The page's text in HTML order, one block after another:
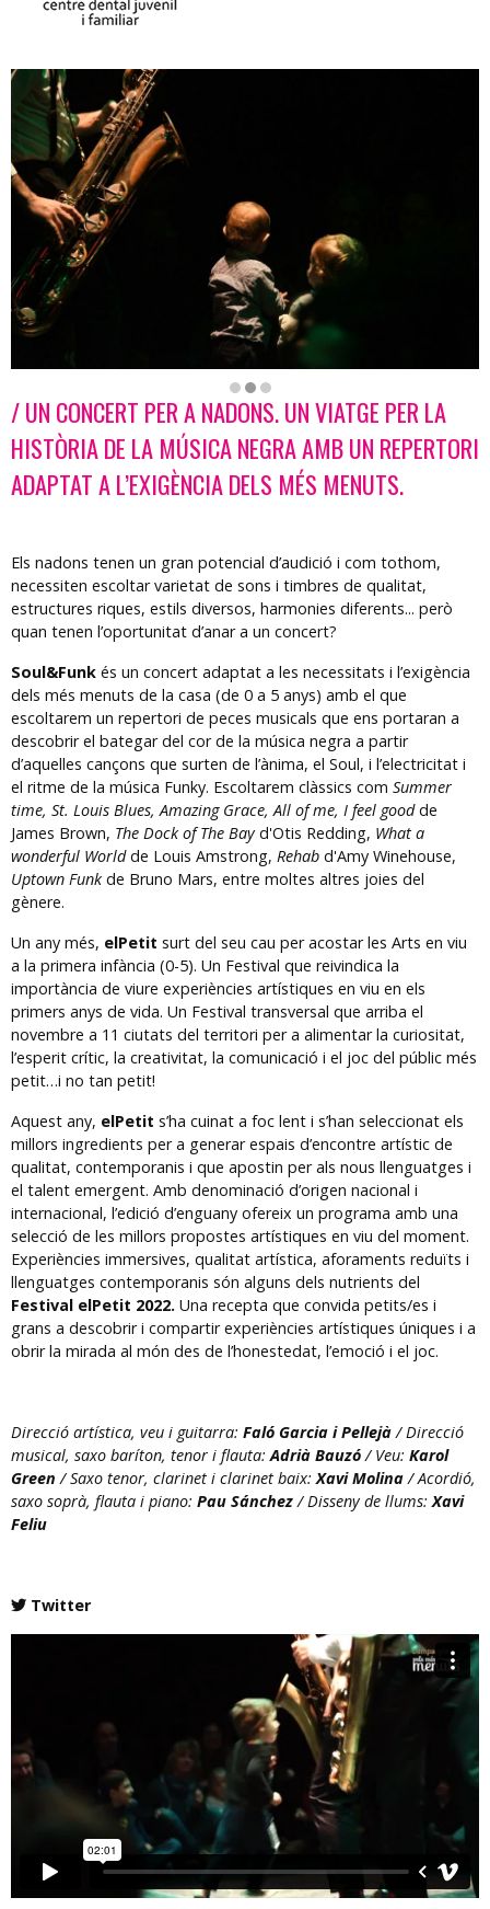
Diapositiva 2 de 3: Soul&Funk | © Faló Garcia
/ UN CONCERT PER A NADONS. UN VIATGE PER LA
HISTÒRIA DE LA MÚSICA NEGRA AMB UN REPERTORI
ADAPTAT A L’EXIGÈNCIA DELS MÉS MENUTS.
Els nadons tenen un gran potencial d’audició i com tothom,
necessiten escoltar varietat de sons i timbres de qualitat,
estructures riques, estils diversos, harmonies diferents... però
quan tenen l’oportunitat d’anar a un concert?
Soul&Funk és un concert adaptat a les necessitats i l’exigència
dels més menuts de la casa (de 0 a 5 anys) amb el que
escoltarem un repertori de peces musicals que ens portaran a
descobrir el bategar del cor de la música negra a partir
d’aquelles cançons que surten de l’ànima, el Soul, i l’electricitat i
el ritme de la música Funky. Escoltarem clàssics com Summer
time, St. Louis Blues, Amazing Grace, All of me, I feel goodde
James Brown, The Dock of The Bayd'Otis Redding, What a
wonderful Worldde Louis Amstrong, Rehab d'Amy Winehouse,
Uptown Funkde Bruno Mars, entre moltes altres joies del
gènere.
Un any més, elPetit surt del seu cau per acostar les Arts en viu
a la primera infància (0-5). Un Festival que reivindica la
importància de viure experiències artístiques en viu en els
primers anys de vida. Un Festival transversal que arriba el
novembre a 11 ciutats del territori per a alimentar la curiositat,
l’esperit crític, la creativitat, la comunicació i el joc del públic més
petit…i no tan petit!
Aquest any, elPetit s’ha cuinat a foc lent i s’han seleccionat els
millors ingredients per a generar espais d’encontre artístic de
qualitat, contemporanis i que apostin per als nous llenguatges i
el talent emergent. Amb denominació d’origen nacional i
internacional, l’edició d’enguany ofereix un programa amb una
selecció de les millors propostes artístiques en viu del moment.
Experiències immersives, qualitat artística, aforaments reduïts i
llenguatges contemporanis són alguns dels nutrients del
Festival elPetit 2022. Una recepta que convida petits/es i
grans a descobrir i compartir experiències artístiques úniques i a
obrir la mirada al món des de l’honestedat, l’emoció i el joc.
Direcció artística, veu i guitarra: Faló Garcia i Pellejà/ Direcció
musical, saxo baríton, tenor i flauta:Adrià Bauzó/ Veu: Karol
Green / Saxo tenor, clarinet i clarinet baix:Xavi Molina/ Acordió,
saxo soprà, flauta i piano: Pau Sánchez/ Disseny de llums:Xavi
Feliu
Twitter